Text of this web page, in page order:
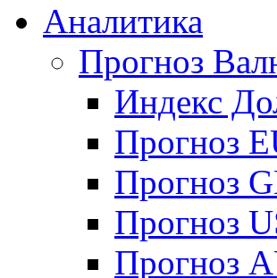
Аналитика
Прогноз
Индекс
Прогноз
Прогноз
Прогноз
Прогноз